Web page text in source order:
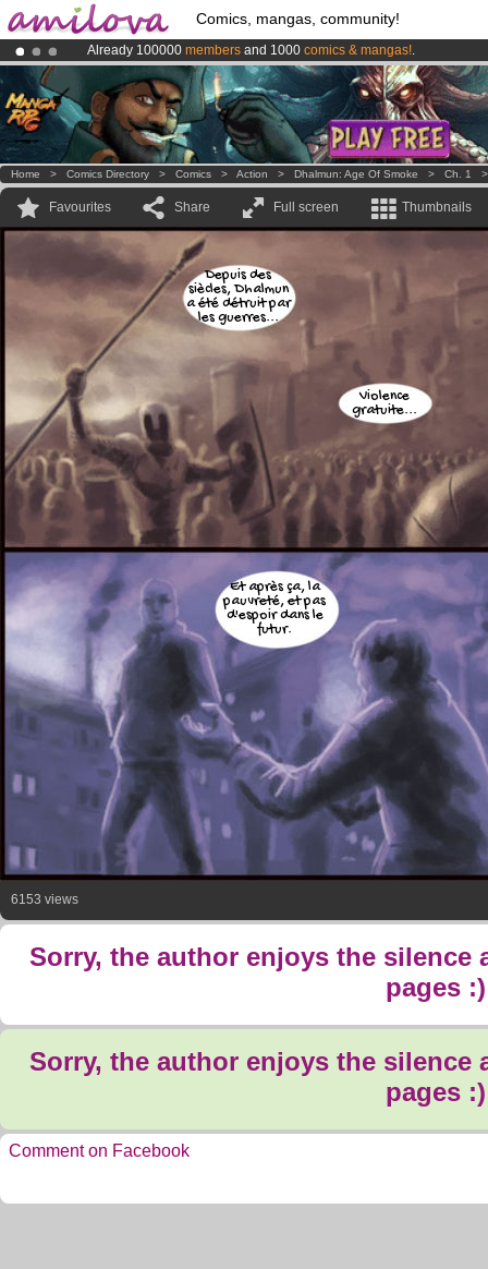
Comics, mangas, community!
Already 100000 members and 1000 comics & mangas!.
AmilovaKickstarter is now LIVE!.
Premium membership from3.95 euros per month !Get membership
Home > Comics Directory > Comics > Action > Dhalmun: Age Of Smoke > Ch. 1
Favourites Share Full screen Thumbnails
Depuis des
siècles, Dhalmun
a été détruit par
les guerres...
Violence
gratuite...
Et après ça, la
pauvreté, et pas
d'espoir dans le
futur.
6153 views
Sorry, the author enjoys the silence
pages :)
Sorry, the author enjoys the silence
pages :)
Comment on Facebook